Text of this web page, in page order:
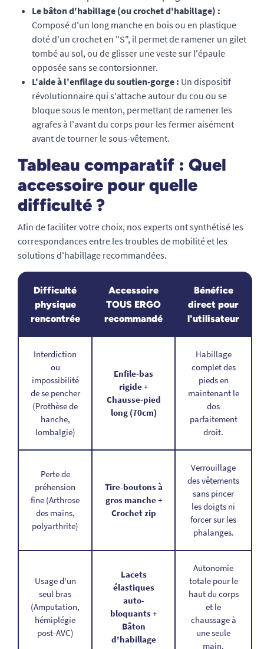
Le bâton d'habillage (ou crochet d'habillage) :
Composé d'un long manche en bois ou en plastique
doté d'un crochet en "S", il permet de ramener un gilet
tombé au sol, ou de glisser une veste sur l'épaule
opposée sans se contorsionner.
L'aide à l'enfilage du soutien-gorge : Un dispositif
révolutionnaire qui s'attache autour du cou ou se
bloque sous le menton, permettant de ramener les
agrafes à l'avant du corps pour les fermer aisément
avant de tourner le sous-vêtement.
Tableau comparatif : Quel
accessoire pour quelle
difficulté ?
Afin de faciliter votre choix, nos experts ont synthétisé les
correspondances entre les troubles de mobilité et les
solutions d'habillage recommandées.
Difficulté
physique
rencontrée
Accessoire
TOUS ERGO
recommandé
Bénéfice
direct pour
l'utilisateur
Interdiction
ou
impossibilité
de se pencher
(Prothèse de
hanche,
lombalgie)
Enfile-bas
rigide+
Chausse-pied
long (70cm)
Habillage
complet des
pieds en
maintenant le
dos
parfaitement
droit.
Perte de
préhension
fine (Arthrose
des mains,
polyarthrite)
Tire-boutons à
gros manche+
Crochet zip
Verrouillage
des vêtements
sans pincer
les doigts ni
forcer sur les
phalanges.
Usage d'un
seul bras
(Amputation,
hémiplégie
post-AVC)
Lacets
élastiques
auto-
bloquants+
Bâton
d'habillage
Autonomie
totale pour le
haut du corps
et le
chaussage à
une seule
main.